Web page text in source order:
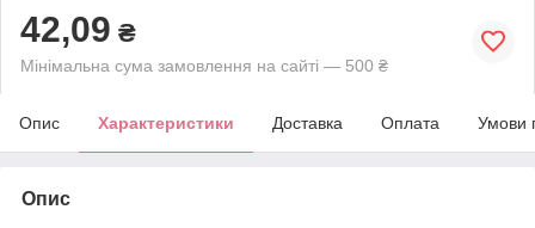
42,09 ₴
Мінімальна сума замовлення на сайті — 500 ₴
Опис Характеристики Доставка Оплата Умови
Опис